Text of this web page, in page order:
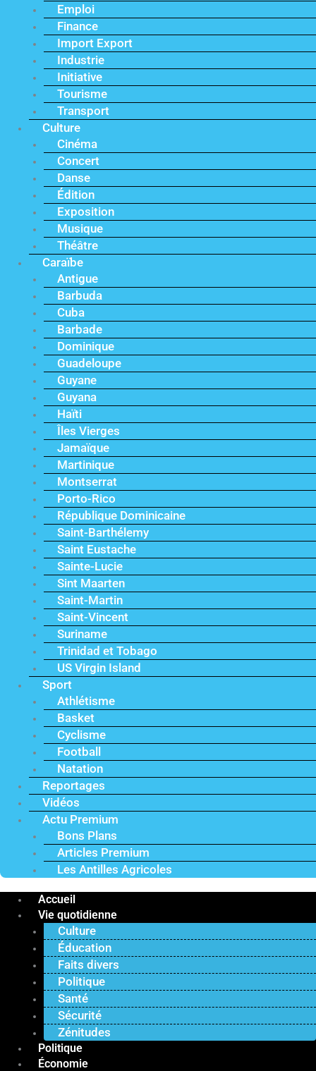
Emploi
Finance
Import Export
Industrie
Initiative
Tourisme
Transport
Culture
Cinéma
Concert
Danse
Édition
Exposition
Musique
Théâtre
Caraïbe
Antigue
Barbuda
Cuba
Barbade
Dominique
Guadeloupe
Guyane
Guyana
Haïti
Îles Vierges
Jamaïque
Martinique
Montserrat
Porto-Rico
République Dominicaine
Saint-Barthélemy
Saint Eustache
Sainte-Lucie
Sint Maarten
Saint-Martin
Saint-Vincent
Suriname
Trinidad et Tobago
US Virgin Island
Sport
Athlétisme
Basket
Cyclisme
Football
Natation
Reportages
Vidéos
Actu Premium
Bons Plans
Articles Premium
Les Antilles Agricoles
Accueil
Vie quotidienne
Culture
Éducation
Faits divers
Politique
Santé
Sécurité
Zénitudes
Politique
Économie